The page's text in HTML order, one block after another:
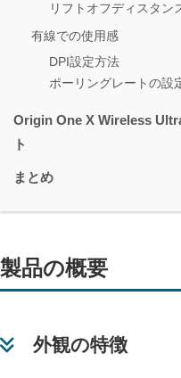
リフトオフディスタン
有線での使用感
DPI設定方法
ポーリングレートの設
Origin One X Wireless
ト
まとめ
製品の概要
外観の特徴